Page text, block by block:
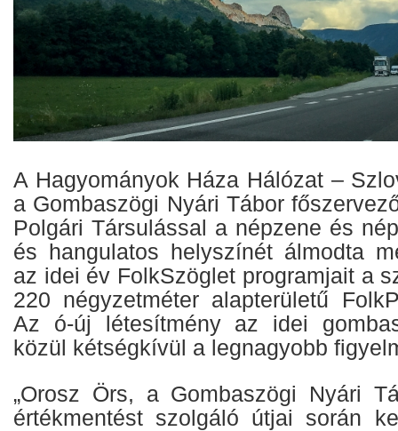
A Hagyományok Háza Hálózat –
a Gombaszögi Nyári Tábor
Polgári Társulással a népzene és
és hangulatos helyszínét álmodta
az idei év FolkSzöglet programjait a
220 négyzetméter alapterületű
Az ó-új létesítmény az idei
közül kétségkívül a legnagyobb
„Orosz Örs, a Gombaszögi Nyári
értékmentést szolgáló útjai során